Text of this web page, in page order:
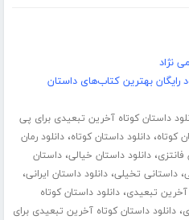
نژاد
رایگان بهترین کتاب‌های داستان
داستان کوتاه آخرین تبعیدی برای پی
کوتاه،دانلود داستان کوتاه،دانلود رمان
فانتزی،دانلود داستان خیالی،داستان
،داستانی تخیلی،دانلود داستان ایرانی،
آخرین تبعیدی،دانلود داستان کوتاه
،دانلود داستان کوتاه آخرین تبعیدی برای